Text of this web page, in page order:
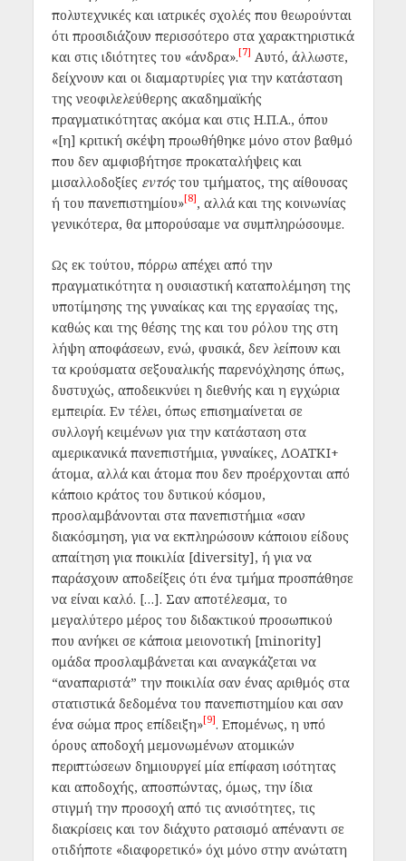
πολυτεχνικές και ιατρικές σχολές που θεωρούνται
ότι προσιδιάζουν περισσότερο στα χαρακτηριστικά
και στις ιδιότητες του «άνδρα».[7] Αυτό, άλλωστε,
δείχνουν και οι διαμαρτυρίες για την κατάσταση
της νεοφιλελεύθερης ακαδημαϊκής
πραγματικότητας ακόμα και στις Η.Π.Α., όπου
«[η] κριτική σκέψη προωθήθηκε μόνο στον βαθμό
που δεν αμφισβήτησε προκαταλήψεις και
μισαλλοδοξίες εντόςτου τμήματος, της αίθουσας
ή του πανεπιστημίου»[8], αλλά και της κοινωνίας
γενικότερα, θα μπορούσαμε να συμπληρώσουμε.
Ως εκ τούτου, πόρρω απέχει από την
πραγματικότητα η ουσιαστική καταπολέμηση της
υποτίμησης της γυναίκας και της εργασίας της,
καθώς και της θέσης της και του ρόλου της στη
λήψη αποφάσεων, ενώ, φυσικά, δεν λείπουν και
τα κρούσματα σεξουαλικής παρενόχλησης όπως,
δυστυχώς, αποδεικνύει η διεθνής και η εγχώρια
εμπειρία. Εν τέλει, όπως επισημαίνεται σε
συλλογή κειμένων για την κατάσταση στα
αμερικανικά πανεπιστήμια, γυναίκες, ΛΟΑΤΚΙ+
άτομα, αλλά και άτομα που δεν προέρχονται από
κάποιο κράτος του δυτικού κόσμου,
προσλαμβάνονται στα πανεπιστήμια «σαν
διακόσμηση, για να εκπληρώσουν κάποιου είδους
απαίτηση για ποικιλία [diversity], ή για να
παράσχουν αποδείξεις ότι ένα τμήμα προσπάθησε
να είναι καλό. […]. Σαν αποτέλεσμα, το
μεγαλύτερο μέρος του διδακτικού προσωπικού
που ανήκει σε κάποια μειονοτική [minority]
ομάδα προσλαμβάνεται και αναγκάζεται να
“αναπαριστά” την ποικιλία σαν ένας αριθμός στα
στατιστικά δεδομένα του πανεπιστημίου και σαν
ένα σώμα προς επίδειξη»[9]. Επομένως, η υπό
όρους αποδοχή μεμονωμένων ατομικών
περιπτώσεων δημιουργεί μία επίφαση ισότητας
και αποδοχής, αποσπώντας, όμως, την ίδια
στιγμή την προσοχή από τις ανισότητες, τις
διακρίσεις και τον διάχυτο ρατσισμό απέναντι σε
οτιδήποτε «διαφορετικό» όχι μόνο στην ανώτατη